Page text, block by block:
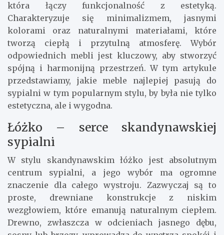
która łączy funkcjonalność z estetyką.
Charakteryzuje się minimalizmem, jasnymi
kolorami oraz naturalnymi materiałami, które
tworzą ciepłą i przytulną atmosferę. Wybór
odpowiednich mebli jest kluczowy, aby stworzyć
spójną i harmonijną przestrzeń. W tym artykule
przedstawiamy, jakie meble najlepiej pasują do
sypialni w tym popularnym stylu, by była nie tylko
estetyczna, ale i wygodna.
Łóżko – serce skandynawskiej
sypialni
W stylu skandynawskim łóżko jest absolutnym
centrum sypialni, a jego wybór ma ogromne
znaczenie dla całego wystroju. Zazwyczaj są to
proste, drewniane konstrukcje z niskim
wezgłowiem, które emanują naturalnym ciepłem.
Drewno, zwłaszcza w odcieniach jasnego dębu,